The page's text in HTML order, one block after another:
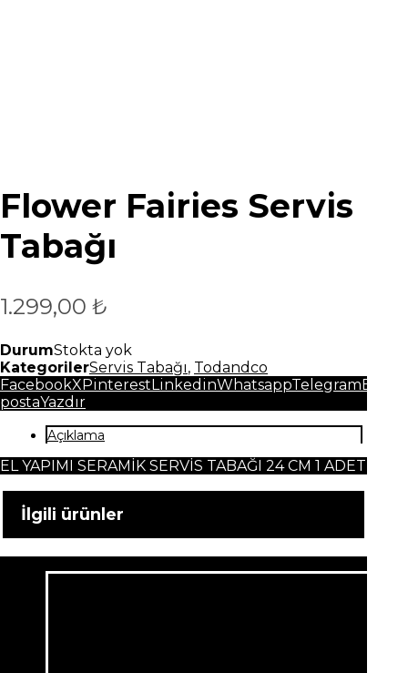
Flower Fairies Servis
Tabağı
1.299,00 ₺
DurumStokta yok
KategorilerServis Tabağı, Todandco
FacebookXPinterestLinkedinWhatsappTelegramE-
postaYazdır
Açıklama
EL YAPIMI SERAMİK SERVİS TABAĞI 24 CM 1 ADET
İlgili ürünler